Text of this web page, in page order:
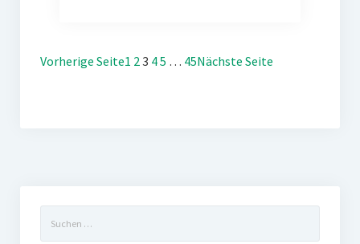
Vorherige Seite1 23 45 … 45Nächste Seite
nach: